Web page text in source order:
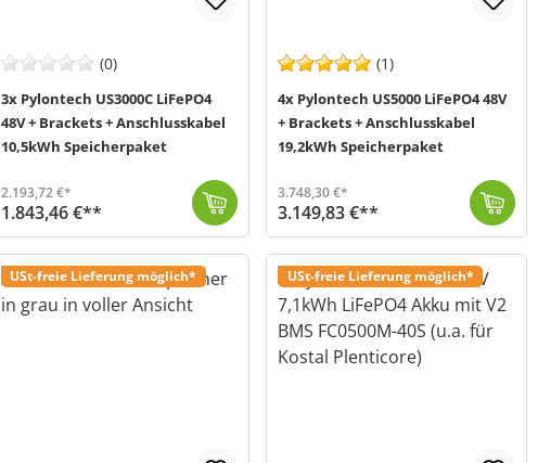
(0)
3x Pylontech US3000C LiFePO4
48V + Brackets + Anschlusskabel
10,5kWh Speicherpaket
2.193,72 €*
1.843,46 €**
(1)
4x Pylontech US5000 LiFePO4 48V
+ Brackets + Anschlusskabel
19,2kWh Speicherpaket
3.748,30 €*
3.149,83 €**
USt-freie Lieferung möglich* USt-freie Lieferung möglich*